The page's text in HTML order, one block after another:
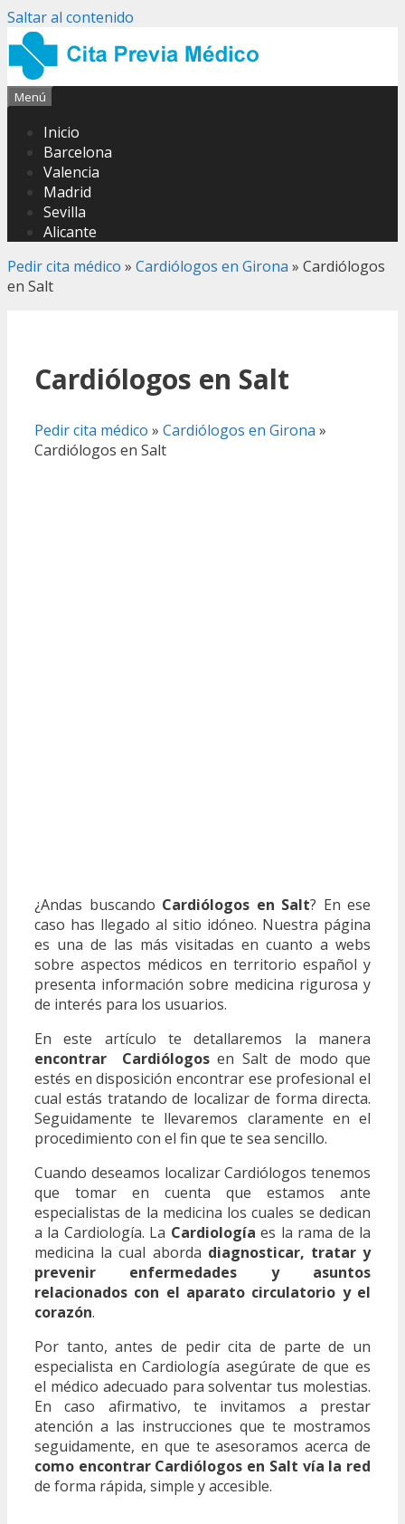
Saltar al contenido
Menú
Inicio
Barcelona
Valencia
Madrid
Sevilla
Alicante
Pedir cita médico » Cardiólogos en Girona » Cardiólogos
en Salt
Cardiólogos en Salt
Pedir cita médico » Cardiólogos en Girona »
Cardiólogos en Salt
¿Andas buscando Cardiólogos en Salt? En ese
caso has llegado al sitio idóneo. Nuestra página
es una de las más visitadas en cuanto a webs
sobre aspectos médicos en territorio español y
presenta información sobre medicina rigurosa y
de interés para los usuarios.
En este artículo te detallaremos la manera
encontrar Cardiólogosen Salt de modo que
estés en disposición encontrar ese profesional el
cual estás tratando de localizar de forma directa.
Seguidamente te llevaremos claramente en el
procedimiento con el fin que te sea sencillo.
Cuando deseamos localizar Cardiólogos tenemos
que tomar en cuenta que estamos ante
especialistas de la medicina los cuales se dedican
a la Cardiología. La Cardiología es la rama de la
medicina la cual aborda diagnosticar, tratar y
prevenir enfermedades y asuntos
relacionados con el aparato circulatorio y el
corazón.
Por tanto, antes de pedir cita de parte de un
especialista en Cardiología asegúrate de que es
el médico adecuado para solventar tus molestias.
En caso afirmativo, te invitamos a prestar
atención a las instrucciones que te mostramos
seguidamente, en que te asesoramos acerca de
como encontrar Cardiólogos en Salt vía la red
de forma rápida, simple y accesible.